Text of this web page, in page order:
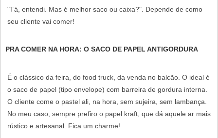
"Tá, entendi. Mas é melhor saco ou caixa?". Depende de como
seu cliente vai comer!
PRA COMER NA HORA: O SACO DE PAPEL ANTIGORDURA
É o clássico da feira, do food truck, da venda no balcão. O ideal é
o saco de papel (tipo envelope) com barreira de gordura interna
O cliente come o pastel ali, na hora, sem sujeira, sem lambança.
No meu caso, sempre prefiro o papel kraft, que dá aquele ar mais
rústico e artesanal. Fica um charme!